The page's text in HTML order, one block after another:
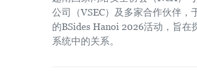
公司（VSEC）及多家合作伙伴，
的BSides Hanoi 2026活动，旨
系统中的关系。